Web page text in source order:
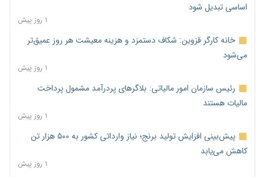
اساسی تبدیل شود
۱ روز پیش
خانه کارگر قزوین: شکاف دستمزد و هزینه معیشت هر روز عمیق‌تر
می‌شود
۱ روز پیش
رئیس سازمان امور مالیاتی: بلاگرهای پردرآمد مشمول پرداخت
مالیات هستند
۱ روز پیش
پیش‌بینی افزایش تولید برنج؛ نیاز وارداتی کشور به ۵۰۰ هزار تن
کاهش می‌یابد
۱ روز پیش